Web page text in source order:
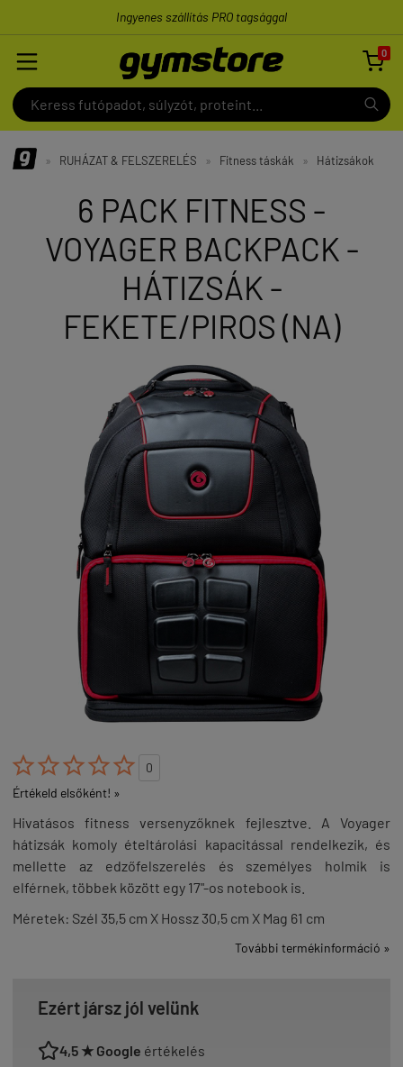
Ingyenes szállítás PRO tagsággal
0

» RUHÁZAT & FELSZERELÉS » Fitness táskák » Hátizsákok
6 PACK FITNESS -
VOYAGER BACKPACK -
HÁTIZSÁK -
FEKETE/PIROS (NA)

0
Értékeld elsőként! »
Hivatásos fitness versenyzőknek fejlesztve. A Voyager
hátizsák komoly ételtárolási kapacitással rendelkezik, és
mellette az edzőfelszerelés és személyes holmik is
elférnek, többek között egy 17"-os notebook is.
Méretek: Szél 35,5 cm X Hossz 30,5 cm X Mag 61 cm
További termékinformáció »
Ezért jársz jól velünk
4,5 ★ Google értékelés